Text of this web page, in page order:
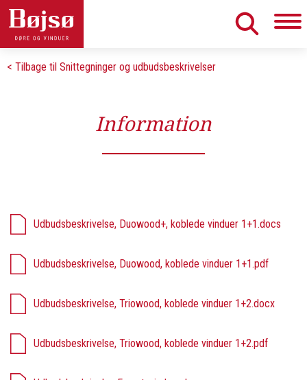
< Tilbage til Snittegninger og udbudsbeskrivelser
Information
Udbudsbeskrivelse, Duowood+, koblede vinduer 1+1.docs
Udbudsbeskrivelse, Duowood, koblede vinduer 1+1.pdf
Udbudsbeskrivelse, Triowood, koblede vinduer 1+2.docx
Udbudsbeskrivelse, Triowood, koblede vinduer 1+2.pdf